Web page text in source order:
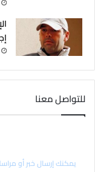
للتواصل معنا
يمكنك إرسال خبر أو